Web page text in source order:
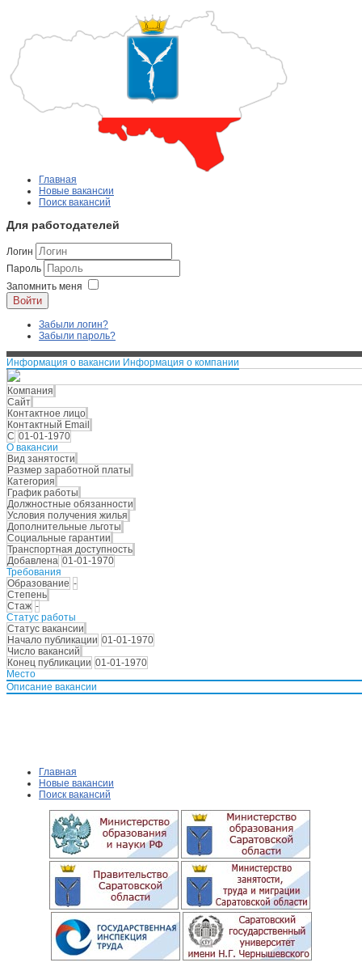
Главная
Новые вакансии
Поиск вакансий
Для работодателей
Логин
Пароль
Запомнить меня
Войти
Забыли логин?
Забыли пароль?
Информация о вакансии Информация о компании
Компания
Сайт
Контактное лицо
Контактный Email
С 01-01-1970
О вакансии
Вид занятости
Размер заработной платы
Категория
График работы
Должностные обязанности
Условия получения жилья
Дополнительные льготы
Социальные гарантии
Транспортная доступность
Добавлена 01-01-1970
Требования
Образование -
Степень
Стаж -
Статус работы
Статус вакансии
Начало публикации 01-01-1970
Число вакансий
Конец публикации 01-01-1970
Место
Описание вакансии
Главная
Новые вакансии
Поиск вакансий